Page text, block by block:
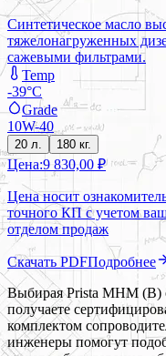
Синтетическое масло
тяжелонагруженных
сажевыми фильтрами.
Temp
-39°C
Grade
10W-40
20 л. 180 кг.
Цена:9 830,00 ₽
Цена носит
точного КП с учетом
отделом продаж
Скачать PDFПодробнее
Выбирая Prista MHM
получаете
комплектом
инженеры помогут